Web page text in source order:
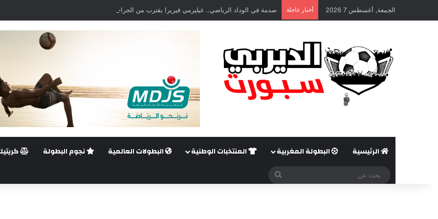
الجمعة, أغسطس 7 2026 أخبار عاجلة صدمة في الوداد الرياضي.. غيليرمي فيريرا يقترب من الجراحة بعد قطع في الرباط الصليبي
الرئيسية البطولة المغربية المنتخبات الوطنية البطولات العالمية نجوم البطولة